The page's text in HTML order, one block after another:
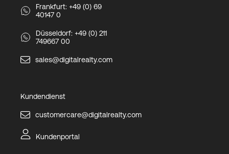
Frankfurt: +49 (0) 69
40147 0
Düsseldorf: +49 (0) 211
749667 00
sales@digitalrealty.com
Kundendienst
customercare@digitalrealty.com
Kundenportal